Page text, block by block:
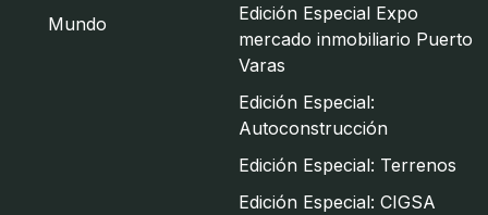
Mundo
Edición Especial Expo
mercado inmobiliario Puerto
Varas
Edición Especial:
Autoconstrucción
Edición Especial: Terrenos
Edición Especial: CIGSA